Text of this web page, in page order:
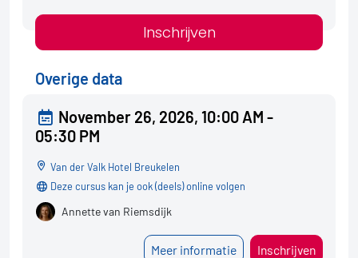
Inschrijven
Overige data
November 26, 2026, 10:00 AM -
05:30 PM
Van der Valk Hotel Breukelen
Deze cursus kan je ook (deels) online volgen
Annette van Riemsdijk
Meer informatie Inschrijven